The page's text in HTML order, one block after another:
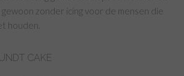
zonder icing voor de mensen die
houden.
CAKE